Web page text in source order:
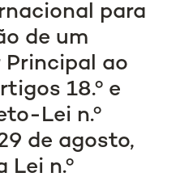
para
de um
ao
18.º e
Lei n.º
de agosto,
Lei n.º